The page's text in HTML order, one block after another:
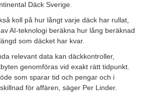
Däck Sverige.
koll på hur långt varje däck har rullat,
AI-teknologi beräkna hur lång beräknad
som däcket har kvar.
relevant data kan däckkontroller,
genomföras vid exakt rätt tidpunkt.
som sparar tid och pengar och i
för affären, säger Per Linder.